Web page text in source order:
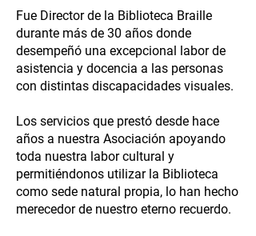
Fue Director de la Biblioteca Braille
durante más de 30 años donde
desempeñó una excepcional labor de
asistencia y docencia a las personas
con distintas discapacidades visuales.
Los servicios que prestó desde hace
años a nuestra Asociación apoyando
toda nuestra labor cultural y
permitiéndonos utilizar la Biblioteca
como sede natural propia, lo han hecho
merecedor de nuestro eterno recuerdo.